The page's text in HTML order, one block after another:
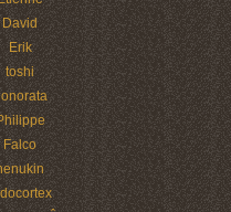
David
Erik
toshi
Falco